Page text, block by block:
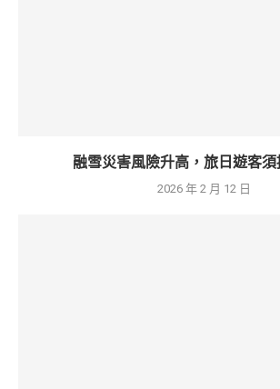
融雪災害風險升高，旅日遊客
2026 年 2 月 12 日